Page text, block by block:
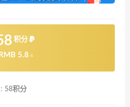
积分
RMB 5.8 元
58积分